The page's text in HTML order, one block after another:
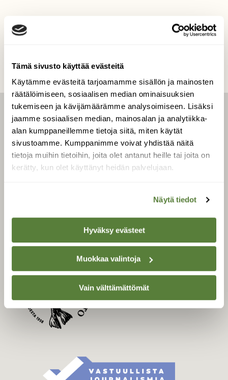
Tämä sivusto käyttää evästeitä
Käytämme evästeitä tarjoamamme sisällön ja mainosten
räätälöimiseen, sosiaalisen median ominaisuuksien
tukemiseen ja kävijämäärämme analysoimiseen. Lisäksi
jaamme sosiaalisen median, mainosalan ja analytiikka-
alan kumppaneillemme tietoja siitä, miten käytät
sivustoamme. Kumppanimme voivat yhdistää näitä
tietoja muihin tietoihin, joita olet antanut heille tai joita on
kerätty, kun olet käyttänyt heidän palvelujaan.
Näytä tiedot
Hyväksy evästeet
Muokkaa valintoja
Vain välttämättömät
LEHTI
Uusin lehti
Tilaa Suomen Luonto
Tilaa digilukuoikeus
Tilaa uutiskirje
SUOMEN LUONNON­
SUOJELU­LIITTO
Suomen Luonto -lehden
kustantaja on
luonnonsuojelu­liitto